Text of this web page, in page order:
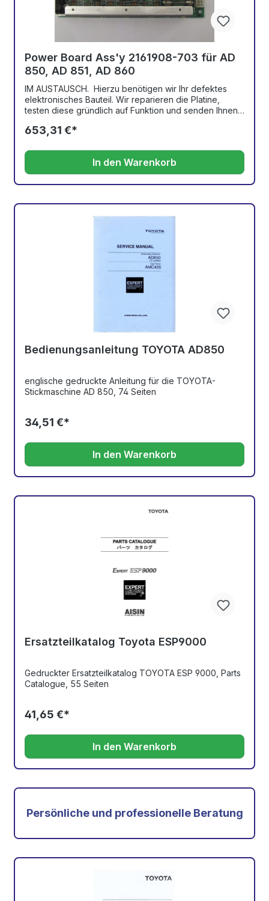
Power Board Ass'y 2161908-703 für AD
850, AD 851, AD 860
IM AUSTAUSCH. Hierzu benötigen wir Ihr defektes
elektronisches Bauteil. Wir reparieren die Platine,
testen diese gründlich auf Funktion und senden Ihnen
erhalten Sie Ersatzteile für Ihre TOYOTA-
können bestellt oder repariert werden. Bitte fragen
Sie bei Artikeln, die nicht in unserm Online-Shop zu
finden sind, per e-Mail nach. Wir benötigen nur die
entsprechende Ersatzteilnummer aus dem Teile-
653,31 €*
In den Warenkorb
Bedienungsanleitung TOYOTA AD850
englische gedruckte Anleitung für die TOYOTA-
Stickmaschine AD 850, 74 Seiten
34,51 €*
In den Warenkorb
Ersatzteilkatalog Toyota ESP9000
Gedruckter Ersatzteilkatalog TOYOTA ESP 9000, Parts
Catalogue, 55 Seiten
41,65 €*
In den Warenkorb
Persönliche und professionelle Beratung